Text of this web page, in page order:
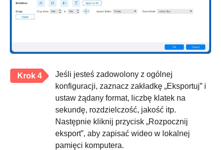
Krok 4
Jeśli jesteś zadowolony z ogólnej
konfiguracji, zaznacz zakładkę „Eksportuj” i
ustaw żądany format, liczbę klatek na
sekundę, rozdzielczość, jakość itp.
Następnie kliknij przycisk „Rozpocznij
eksport”, aby zapisać wideo w lokalnej
pamięci komputera.